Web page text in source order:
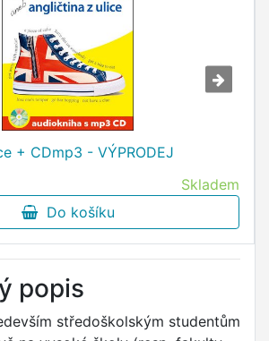
+ CDmp3 - VÝPRODEJ
Skladem
Do košíku
popis
středoškolským studentům